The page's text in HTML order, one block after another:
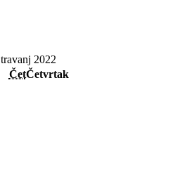
travanj 2022
ČetČetvrtak